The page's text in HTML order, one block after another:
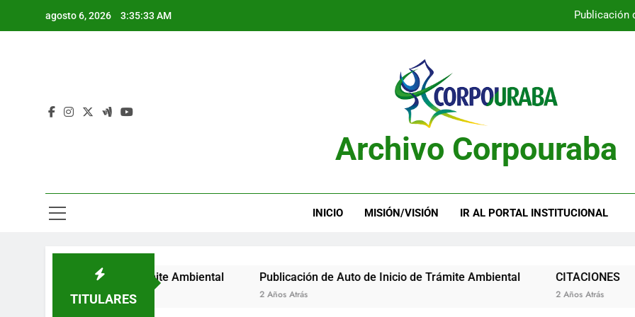
agosto 6, 2026 3:35:33 AM Publicación
Publicación
Archivo Corpouraba
INICIO MISIÓN/VISIÓN IR AL PORTAL INSTITUCIONAL
TITULARES
de Inicio de Trámite Ambiental Publicación de Auto de Inicio de Trámite Ambiental
2 Años Atrás
CITACIONES
2 Años Atrás